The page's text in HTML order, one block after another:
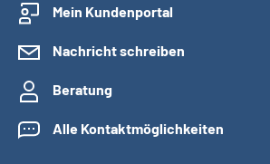
Mein Kundenportal
Nachricht schreiben
Beratung
Alle Kontaktmöglichkeiten